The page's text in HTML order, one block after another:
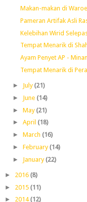
Makan-makan di
Pameran Artifak Asli
Kelebihan Wirid
Tempat Menarik di
Ayam Penyet AP -
Tempat Menarik di
► July (21)
► June (14)
► May (21)
► April (18)
► March (16)
► February (14)
► January (22)
► 2016 (8)
► 2015 (11)
► 2014 (12)